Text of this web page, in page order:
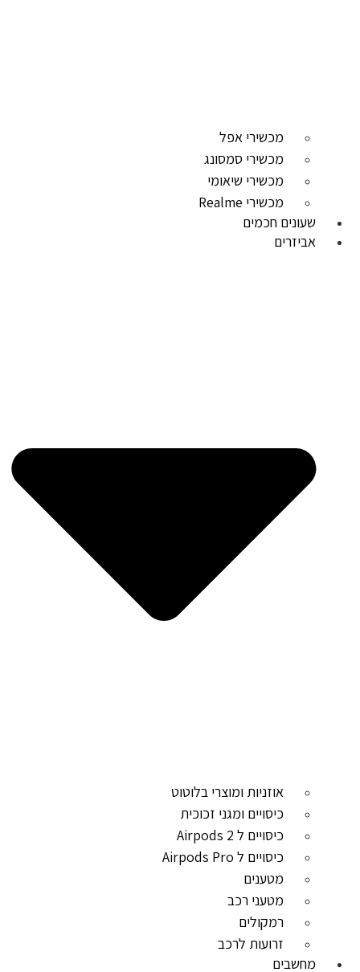
מכשירי אפל
מכשירי סמסונג
מכשירי שיאומי
מכשירי Realme
שעונים חכמים
אביזרים
אוזניות ומוצרי בלוטוט
כיסויים ומגני זכוכית
כיסויים ל Airpods 2
כיסויים ל Airpods Pro
מטענים
מטעני רכב
רמקולים
זרועות לרכב
מחשבים